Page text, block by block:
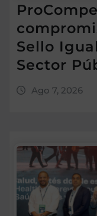
Sello
Sector
Ago 7, 2026